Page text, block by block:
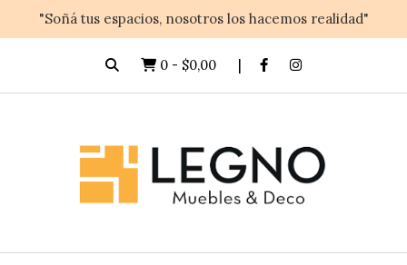
"Soñá tus espacios, nosotros los hacemos realidad"
0 - $0,00